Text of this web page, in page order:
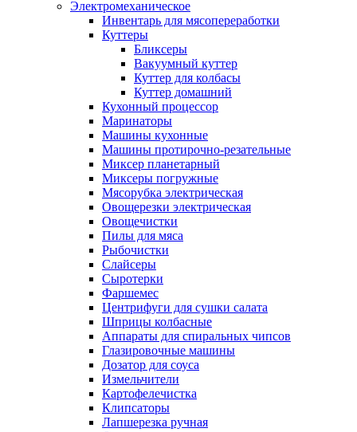
Электромеханическое
Инвентарь для мясопереработки
Куттеры
Бликсеры
Вакуумный куттер
Куттер для колбасы
Куттер домашний
Кухонный процессор
Маринаторы
Машины кухонные
Машины протирочно-резательные
Миксер планетарный
Миксеры погружные
Мясорубка электрическая
Овощерезки электрическая
Овощечистки
Пилы для мяса
Рыбочистки
Слайсеры
Сыротерки
Фаршемес
Центрифуги для сушки салата
Шприцы колбасные
Аппараты для спиральных чипсов
Глазировочные машины
Дозатор для соуса
Измельчители
Картофелечистка
Клипсаторы
Лапшерезка ручная